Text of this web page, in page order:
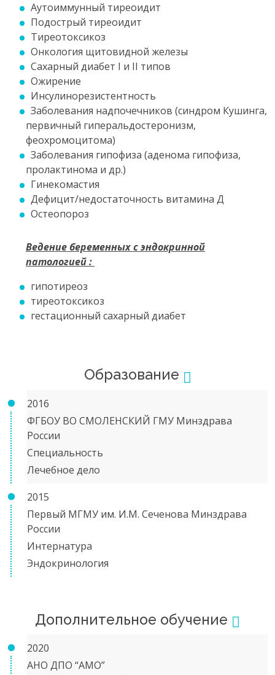
Аутоиммунный тиреоидит
Подострый тиреоидит
Тиреотоксикоз
Онкология щитовидной железы
Сахарный диабет I и II типов
Ожирение
Инсулинорезистентность
Заболевания надпочечников (синдром Кушинга,
первичный гиперальдостеронизм,
феохромоцитома)
Заболевания гипофиза (аденома гипофиза,
пролактинома и др.)
Гинекомастия
Дефицит/недостаточность витамина Д
Остеопороз
Ведение беременных с эндокринной
патологией :
гипотиреоз
тиреотоксикоз
гестационный сахарный диабет
Образование
2016
ФГБОУ ВО СМОЛЕНСКИЙ ГМУ Минздрава
России
Специальность
Лечебное дело
2015
Первый МГМУ им. И.М. Сеченова Минздрава
России
Интернатура
Эндокринология
Дополнительное обучение
2020
АНО ДПО “АМО”